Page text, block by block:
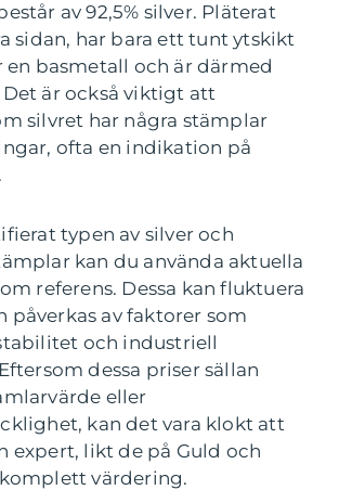
av 92,5% silver. Pläterat
sidan, har bara ett tunt ytskikt
en basmetall och är därmed
är också viktigt att
silvret har några stämplar
ofta en indikation på
typen av silver och
kan du använda aktuella
referens. Dessa kan fluktuera
påverkas av faktorer som
och industriell
dessa priser sällan
eller
kan det vara klokt att
expert, likt de på Guld och
värdering.